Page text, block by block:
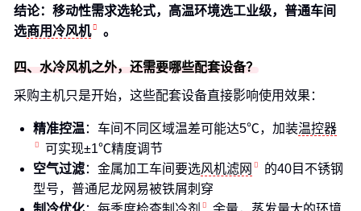
结论：移动性需求选轮式，高温环境选工业级，普通车间
选商用冷风机 。
四、水冷风机之外，还需要哪些配套设备？
采购主机只是开始，这些配套设备直接影响使用效果：
精准控温 ：车间不同区域温差可能达5℃，加装温控器
可实现±1℃精度调节
空气过滤：金属加工车间要选风机滤网
的40目不锈钢
型号，普通尼龙网易被铁屑刺穿